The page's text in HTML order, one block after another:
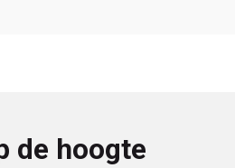
de hoogte